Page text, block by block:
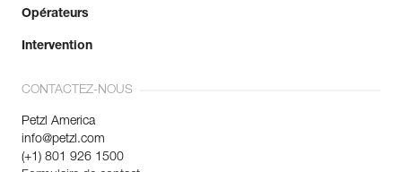
Opérateurs
Intervention
CONTACTEZ-NOUS
Petzl America
info@petzl.com
(+1) 801 926 1500